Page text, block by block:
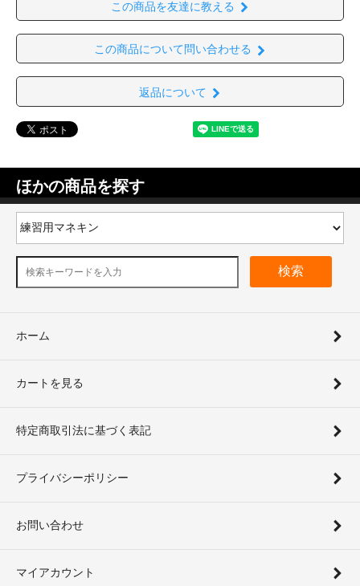
この商品を友達に教える
この商品について問い合わせる
返品について
ほかの商品を探す
検索
ホーム
カートを見る
特定商取引法に基づく表記
プライバシーポリシー
お問い合わせ
マイアカウント